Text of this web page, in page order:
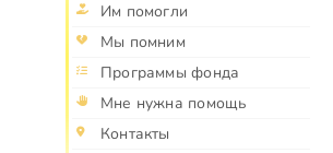
Им помогли
Мы помним
Программы фонда
Мне нужна помощь
Контакты